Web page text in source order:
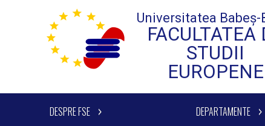
Universitatea Babeș-
FACULTATEA
STUDII
EUROPENE
DESPRE FSE DEPARTAMENTE